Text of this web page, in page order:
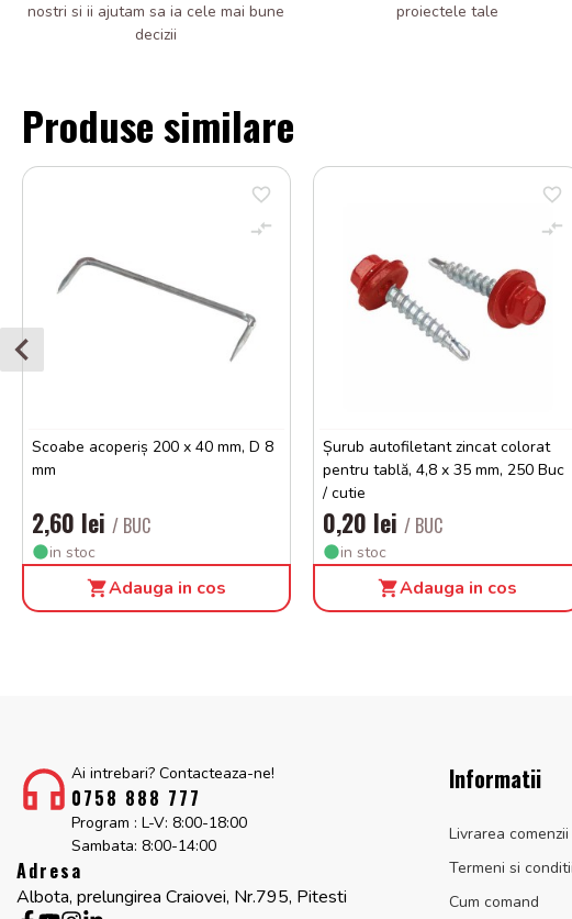
nostri si ii ajutam sa ia cele mai bune
decizii
proiectele tale
Produse similare
Scoabe acoperiș 200 x 40 mm, D 8
mm
2,60 lei / BUC
in stoc
Adauga in cos
Șurub autofiletant zincat colorat
pentru tablă, 4,8 x 35 mm, 250 Buc
/ cutie
0,20 lei / BUC
in stoc
Adauga in cos
Ai intrebari? Contacteaza-ne!
0758 888 777
Program : L-V: 8:00-18:00
Sambata: 8:00-14:00
Adresa
Albota, prelungirea Craiovei, Nr.795, Pitesti
Informatii
Livrarea comenzii
Termeni si
Cum comand